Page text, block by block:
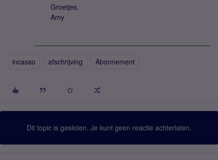
Groetjes,
Amy
incasso afschrijving Abonnement
Dit topic is gesloten. Je kunt geen reactie achterlaten.